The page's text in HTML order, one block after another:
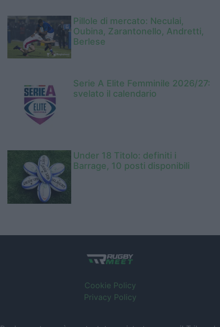
Pillole di mercato: Neculai,
Oubina, Zarantonello, Andretti,
Berlese
Serie A Elite Femminile 2026/27:
svelato il calendario
Under 18 Titolo: definiti i
Barrage, 10 posti disponibili
Cookie Policy
Privacy Policy